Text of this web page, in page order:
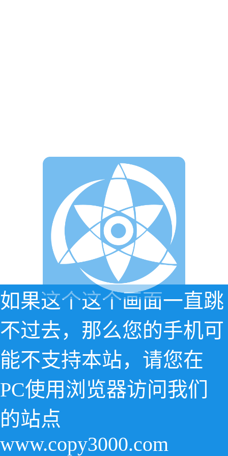
如果这个这个画面一直跳
不过去，那么您的手机可
能不支持本站，请您在
PC使用浏览器访问我们
的站点
www.copy3000.com